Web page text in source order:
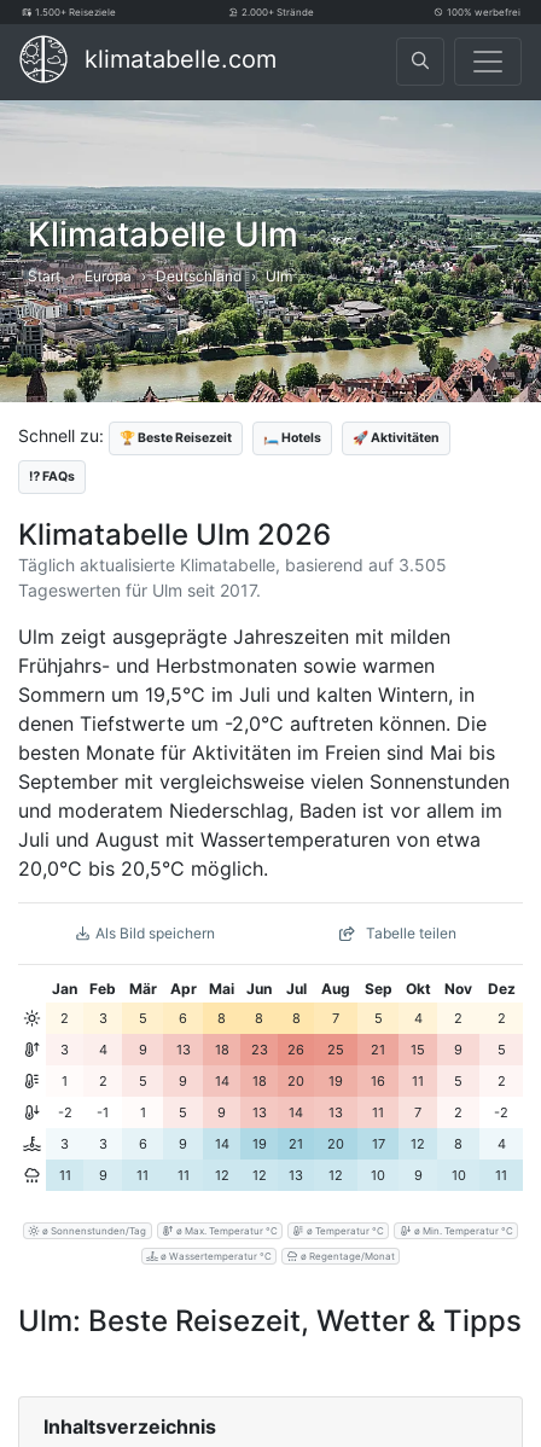
1.500+ Reiseziele 2.000+ Strände 100% werbefrei
klimatabelle.com
Klimatabelle Ulm
Start Europa Deutschland Ulm
Schnell zu: 🏆 Beste Reisezeit 🛏️ Hotels 🚀 Aktivitäten
⁉️ FAQs
Klimatabelle Ulm 2026
Täglich aktualisierte Klimatabelle, basierend auf 3.505
Tageswerten für Ulm seit 2017.
Ulm zeigt ausgeprägte Jahreszeiten mit milden
Frühjahrs- und Herbstmonaten sowie warmen
Sommern um 19,5°C im Juli und kalten Wintern, in
denen Tiefstwerte um -2,0°C auftreten können. Die
besten Monate für Aktivitäten im Freien sind Mai bis
September mit vergleichsweise vielen Sonnenstunden
und moderatem Niederschlag, Baden ist vor allem im
Juli und August mit Wassertemperaturen von etwa
20,0°C bis 20,5°C möglich.
Als Bild speichern Tabelle teilen
Jan Feb Mär Apr Mai Jun Jul Aug Sep Okt Nov Dez
2 3 5 6 8 8 8 7 5 4 2
2
3
4 9 13 18 23 26 25 21 15 9
5
1
2 5 9 14 18 20 19 16 11 5
2
-2
-1 1 5 9 13 14 13 11 7 2
-2
3
3 6 9 14 19 21 20 17 12 8
4
11
9 11 11 12 12 13 12 10 9 10 11
ø Sonnenstunden/Tag ø Max. Temperatur °C ø Temperatur °C ø Min. Temperatur °C
ø Wassertemperatur °C ø Regentage/Monat
Ulm: Beste Reisezeit, Wetter & Tipps
Inhaltsverzeichnis